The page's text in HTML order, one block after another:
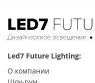
Led7 Future Lighting:
О компании